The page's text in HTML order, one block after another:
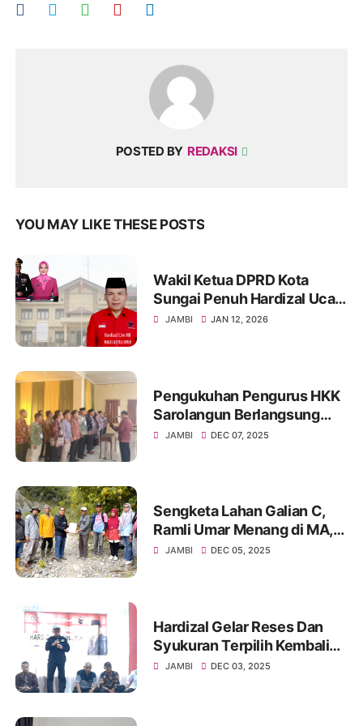
POSTED BY REDAKSI
YOU MAY LIKE THESE POSTS
Wakil Ketua DPRD Kota
Sungai Penuh Hardizal Ucap
Selamat Datang AKBP
JAMBI JAN 12, 2026
Pengukuhan Pengurus HKK
Sarolangun Berlangsung
Meriah, Trianto Resmi
JAMBI DEC 07, 2025
Sengketa Lahan Galian C,
Ramli Umar Menang di MA,
Eksekusi PN Terkendala
JAMBI DEC 05, 2025
Hardizal Gelar Reses Dan
Syukuran Terpilih Kembali
Sebagai Ketua DPC PDIP
JAMBI DEC 03, 2025